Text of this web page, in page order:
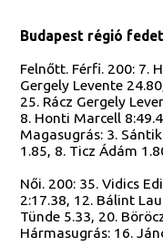
Budapest régió
Felnőtt. Férfi. 200: 7.
Gergely Levente
25. Rácz Gergely
8. Honti Marcell
Magasugrás: 3.
1.85, 8. Ticz Ádám
Női. 200: 35. Vidics
2:17.38, 12. Bálint
Tünde 5.33, 20.
Hármasugrás: 16.